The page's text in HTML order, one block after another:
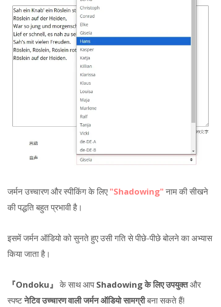
जर्मन उच्चारण और स्पीकिंग के लिए"Shadowing"नाम की सीखने
की पद्धति बहुत प्रभावी है।
इसमें जर्मन ऑडियो को सुनते हुए उसी गति से पीछे-पीछे बोलने का अभ्यास
किया जाता है।
『Ondoku』 के साथ आपShadowing के लिए उपयुक्तऔर
स्पष्टनेटिव उच्चारण वाली जर्मन ऑडियो सामग्रीबना सकते हैं!